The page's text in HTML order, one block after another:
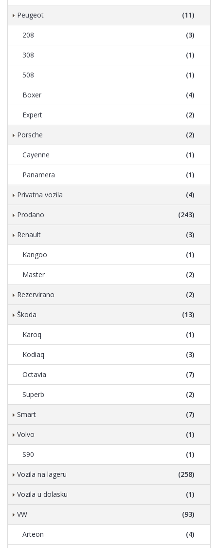
Peugeot (11)
208 (3)
308 (1)
508 (1)
Boxer (4)
Expert (2)
Porsche (2)
Cayenne (1)
Panamera (1)
Privatna vozila (4)
Prodano (243)
Renault (3)
Kangoo (1)
Master (2)
Rezervirano (2)
Škoda (13)
Karoq (1)
Kodiaq (3)
Octavia (7)
Superb (2)
Smart (7)
Volvo (1)
S90 (1)
Vozila na lageru (258)
Vozila u dolasku (1)
VW (93)
Arteon (4)